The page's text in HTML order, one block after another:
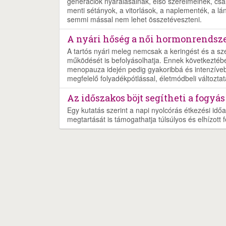
menti sétányok, a vitorlások, a naplementék, a
semmi mással nem lehet összetéveszteni.
A nyári hőség a női
A tartós nyári meleg nemcsak a keringést és a
működését is befolyásolhatja. Ennek
menopauza idején pedig gyakoribbá és
megfelelő folyadékpótlással, életmódbeli
Az időszakos böjt segítheti a
Egy kutatás szerint a napi nyolcórás étkezési
megtartását is támogathatja túlsúlyos és elhízott